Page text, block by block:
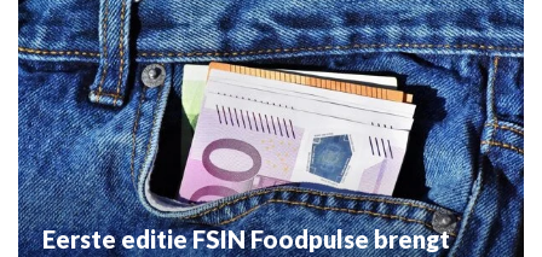
Eerste editie FSIN Foodpulse brengt